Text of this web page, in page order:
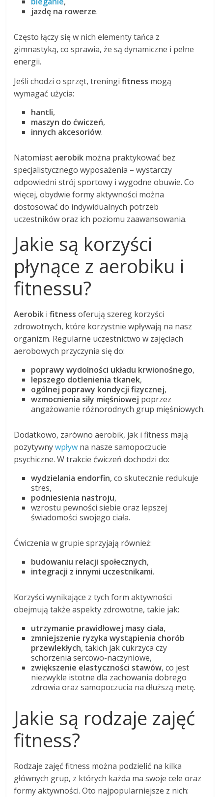
jazdę na rowerze.
Często łączy się w nich elementy tańca z
gimnastyką, co sprawia, że są dynamiczne i pełne
energii.
Jeśli chodzi o sprzęt, treningifitness mogą
wymagać użycia:
hantli,
maszyn do ćwiczeń,
innych akcesoriów.
Natomiast aerobik można praktykować bez
specjalistycznego wyposażenia – wystarczy
odpowiedni strój sportowy i wygodne obuwie. Co
więcej, obydwie formy aktywności można
dostosować do indywidualnych potrzeb
uczestników oraz ich poziomu zaawansowania.
Jakie są korzyści
płynące z aerobiku i
fitnessu?
Aerobik ifitness oferują szereg korzyści
zdrowotnych, które korzystnie wpływają na nasz
organizm. Regularne uczestnictwo w zajęciach
aerobowych przyczynia się do:
poprawy wydolności układu krwionośnego,
lepszego dotlenienia tkanek,
ogólnej poprawy kondycji fizycznej,
wzmocnienia siły mięśniowej poprzez
angażowanie różnorodnych grup mięśniowych.
Dodatkowo, zarówno aerobik, jak i fitness mają
pozytywnywpływ na nasze samopoczucie
psychiczne. W trakcie ćwiczeń dochodzi do:
wydzielania endorfin, co skutecznie redukuje
stres,
podniesienia nastroju,
wzrostu pewności siebie oraz lepszej
świadomości swojego ciała.
Ćwiczenia w grupie sprzyjają również:
budowaniu relacji społecznych,
integracji z innymi uczestnikami.
Korzyści wynikające z tych form aktywności
obejmują także aspekty zdrowotne, takie jak:
utrzymanie prawidłowej masy ciała,
zmniejszenie ryzyka wystąpienia chorób
przewlekłych, takich jak cukrzyca czy
schorzenia sercowo-naczyniowe,
zwiększenie elastyczności stawów, co jest
niezwykle istotne dla zachowania dobrego
zdrowia oraz samopoczucia na dłuższą metę.
Jakie są rodzaje zajęć
fitness?
Rodzaje zajęć fitness można podzielić na kilka
głównych grup, z których każda ma swoje cele oraz
formy aktywności. Oto najpopularniejsze z nich: